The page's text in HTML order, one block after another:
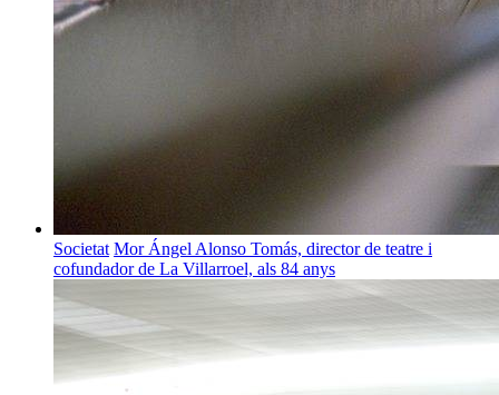
Societat Mor Ángel Alonso Tomás, director de teatre i
cofundador de La Villarroel, als 84 anys